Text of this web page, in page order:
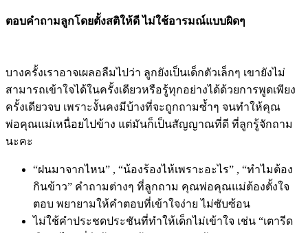
สงสัยให้ลูก ด้วยภาษาที่เข้าใจง่าย ชัดเจนเช่น วัยที่ยังพูดไม่เป็น
เสียงรถนะ ที่ปะป๊าขับ เสียงเป็นแบบนี้ บรืนๆ”
ลูกก็จะจดจำได้ว่านี่คือเสียงของรถนะ เขาต้องระวังนะ ต้องรีบ
มองหานะพอมีรถมา
ตอบคำถามลูกโดยตั้งสติให้ดี ไม่ใช้อารมณ์แบบผิดๆ
บางครั้งเราอาจเผลอลืมไปว่า ลูกยังเป็นเด็กตัวเล็กๆ เขายังไม่